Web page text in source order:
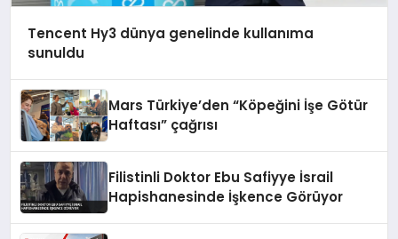
Tencent Hy3 dünya genelinde kullanıma
sunuldu
Mars Türkiye’den “Köpeğini İşe Götür
Haftası” çağrısı
Filistinli Doktor Ebu Safiyye İsrail
Hapishanesinde İşkence Görüyor